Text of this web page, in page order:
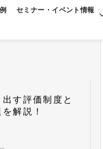
セミナー・イベント情報
す評価制度と
解説！